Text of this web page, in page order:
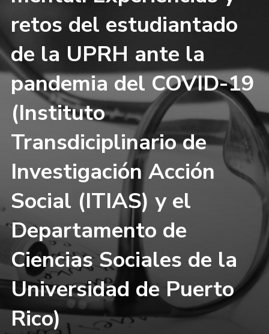
retos del estudiantado
de la UPRH ante la
pandemia del COVID-19
(Instituto
Transdiciplinario de
Investigación Acción
Social (ITIAS) y el
Departamento de
Ciencias Sociales de la
Universidad de Puerto
Rico)